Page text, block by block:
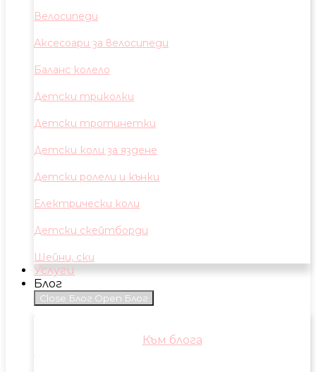
Велосипеди
Аксесоари за велосипеди
Баланс колело
Детски триколки
Детски тротинетки
Детски коли за яздене
Детски ролели и кънки
Електрически коли
Детски скейтборди
Шейни, ски
Услуги
Блог
Close Блог Open Блог
Към блога